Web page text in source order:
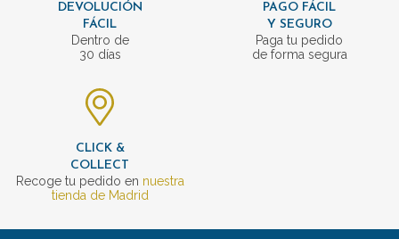
DEVOLUCIÓN
FÁCIL
Dentro de
30 días
PAGO FÁCIL
Y SEGURO
Paga tu pedido
de forma segura
CLICK &
COLLECT
Recoge tu pedido en nuestra
tienda de Madrid